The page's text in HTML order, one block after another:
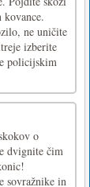
kovance.
ne uničite
izberite
policijskim
o
dvignite čim
sovražnike in